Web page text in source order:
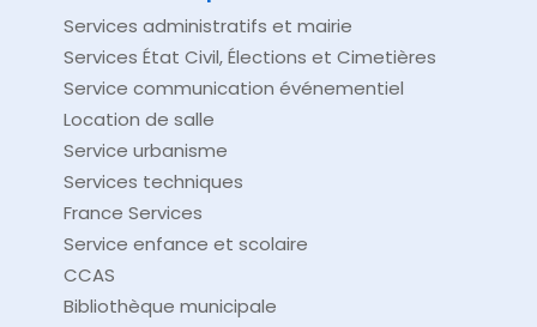
Services administratifs et mairie
Services État Civil, Élections et Cimetières
Service communication événementiel
Location de salle
Service urbanisme
Services techniques
France Services
Service enfance et scolaire
CCAS
Bibliothèque municipale